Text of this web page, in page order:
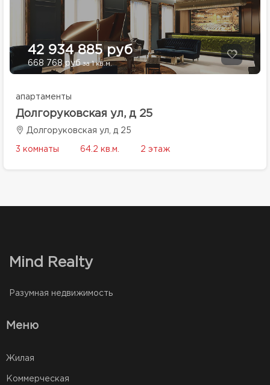
42 934 885 руб
668 768 рубза 1 кв.м.
апартаменты
Долгоруковская ул, д 25
Долгоруковская ул, д 25
3 комнаты 64.2 кв.м. 2 этаж
Mind Realty
Разумная недвижимость
Меню
Жилая
Коммерческая